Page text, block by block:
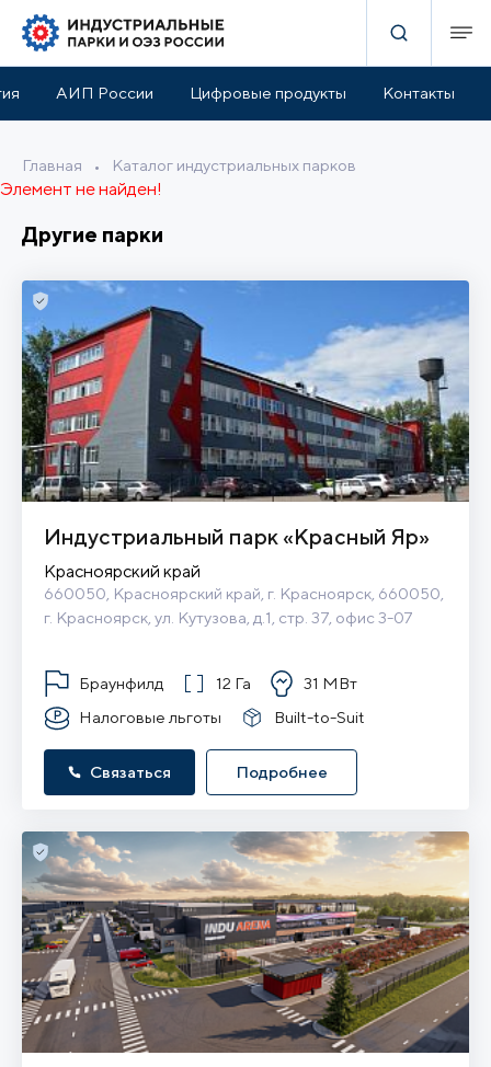
АИП России Цифровые продукты Контакты
Главная • Каталог индустриальных парков
Элемент не найден!
Другие парки
Индустриальный парк «Красный Яр»
Красноярский край
660050, Красноярский край, г. Красноярск, 660050,
г. Красноярск, ул. Кутузова, д.1, стр. 37, офис 3-07
Браунфилд 12 Га
31 МВт
Налоговые льготы
Built-to-Suit
Связаться Подробнее